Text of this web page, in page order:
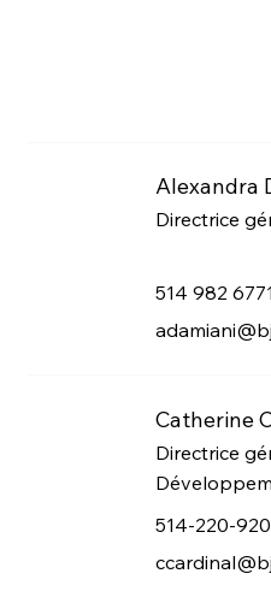
Alexandra
Directrice
514 982
Catherine
Directrice
514-220-